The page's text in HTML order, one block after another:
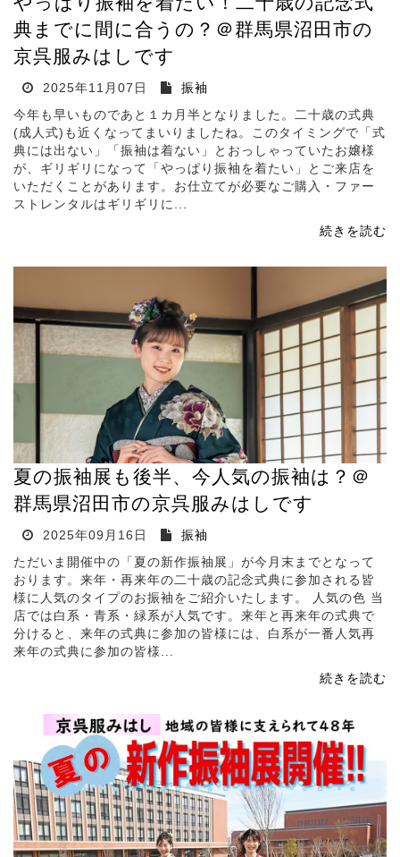
典までに間に合うの？＠群馬県沼田市の
京呉服みはしです
2025年11月07日
振袖
今年も早いものであと１カ月半となりました。二十歳の式典
(成人式)も近くなってまいりましたね。このタイミングで「式
典には出ない」「振袖は着ない」とおっしゃっていたお嬢様
が、ギリギリになって「やっぱり振袖を着たい」とご来店を
いただくことがあります。お仕立てが必要なご購入・ファー
ストレンタルはギリギリに...
続きを読む
夏の振袖展も後半、今人気の振袖は？＠
群馬県沼田市の京呉服みはしです
2025年09月16日
振袖
ただいま開催中の「夏の新作振袖展」が今月末までとなって
おります。来年・再来年の二十歳の記念式典に参加される皆
様に人気のタイプのお振袖をご紹介いたします。 人気の色 当
店では白系・青系・緑系が人気です。来年と再来年の式典で
分けると、来年の式典に参加の皆様には、白系が一番人気再
来年の式典に参加の皆様...
続きを読む